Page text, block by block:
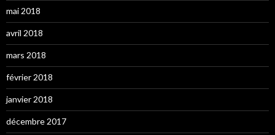
mai 2018
avril 2018
mars 2018
février 2018
janvier 2018
décembre 2017